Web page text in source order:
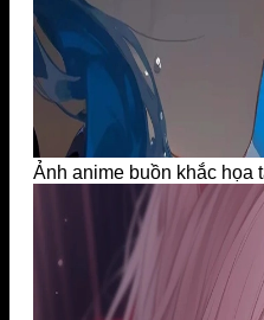
Ảnh anime buồn khắc họa